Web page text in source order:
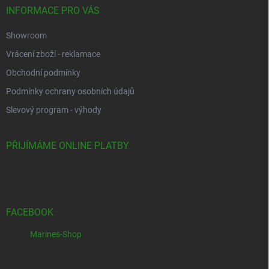
INFORMACE PRO VÁS
Showroom
Vrácení zboží - reklamace
Obchodní podmínky
Podmínky ochrany osobních údajů
Slevový program - výhody
PŘIJÍMÁME ONLINE PLATBY
FACEBOOK
Marines-Shop